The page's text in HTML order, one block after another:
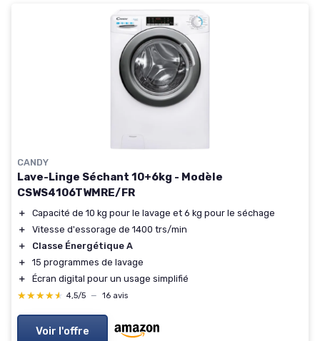
CANDY
Lave-Linge Séchant 10+6kg - Modèle
CSWS4106TWMRE/FR
＋
Capacité de 10 kg pour le lavage et 6 kg pour le séchage
＋
Vitesse d'essorage de 1400 trs/min
＋
Classe Énergétique A
＋
15 programmes de lavage
＋
Écran digital pour un usage simplifié
★★★★★
★★★★★ 4,5/5 — 16 avis
Voir l'offre